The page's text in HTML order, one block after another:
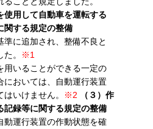
使用して自動車を運転する
関する規定の整備
準に追加され、整備不良と
。
※1
用いることができる一定の
においては、自動運行装置
いけません。
※2
（３）作
記録等に関する規定の整備
動運行装置の作動状態を確